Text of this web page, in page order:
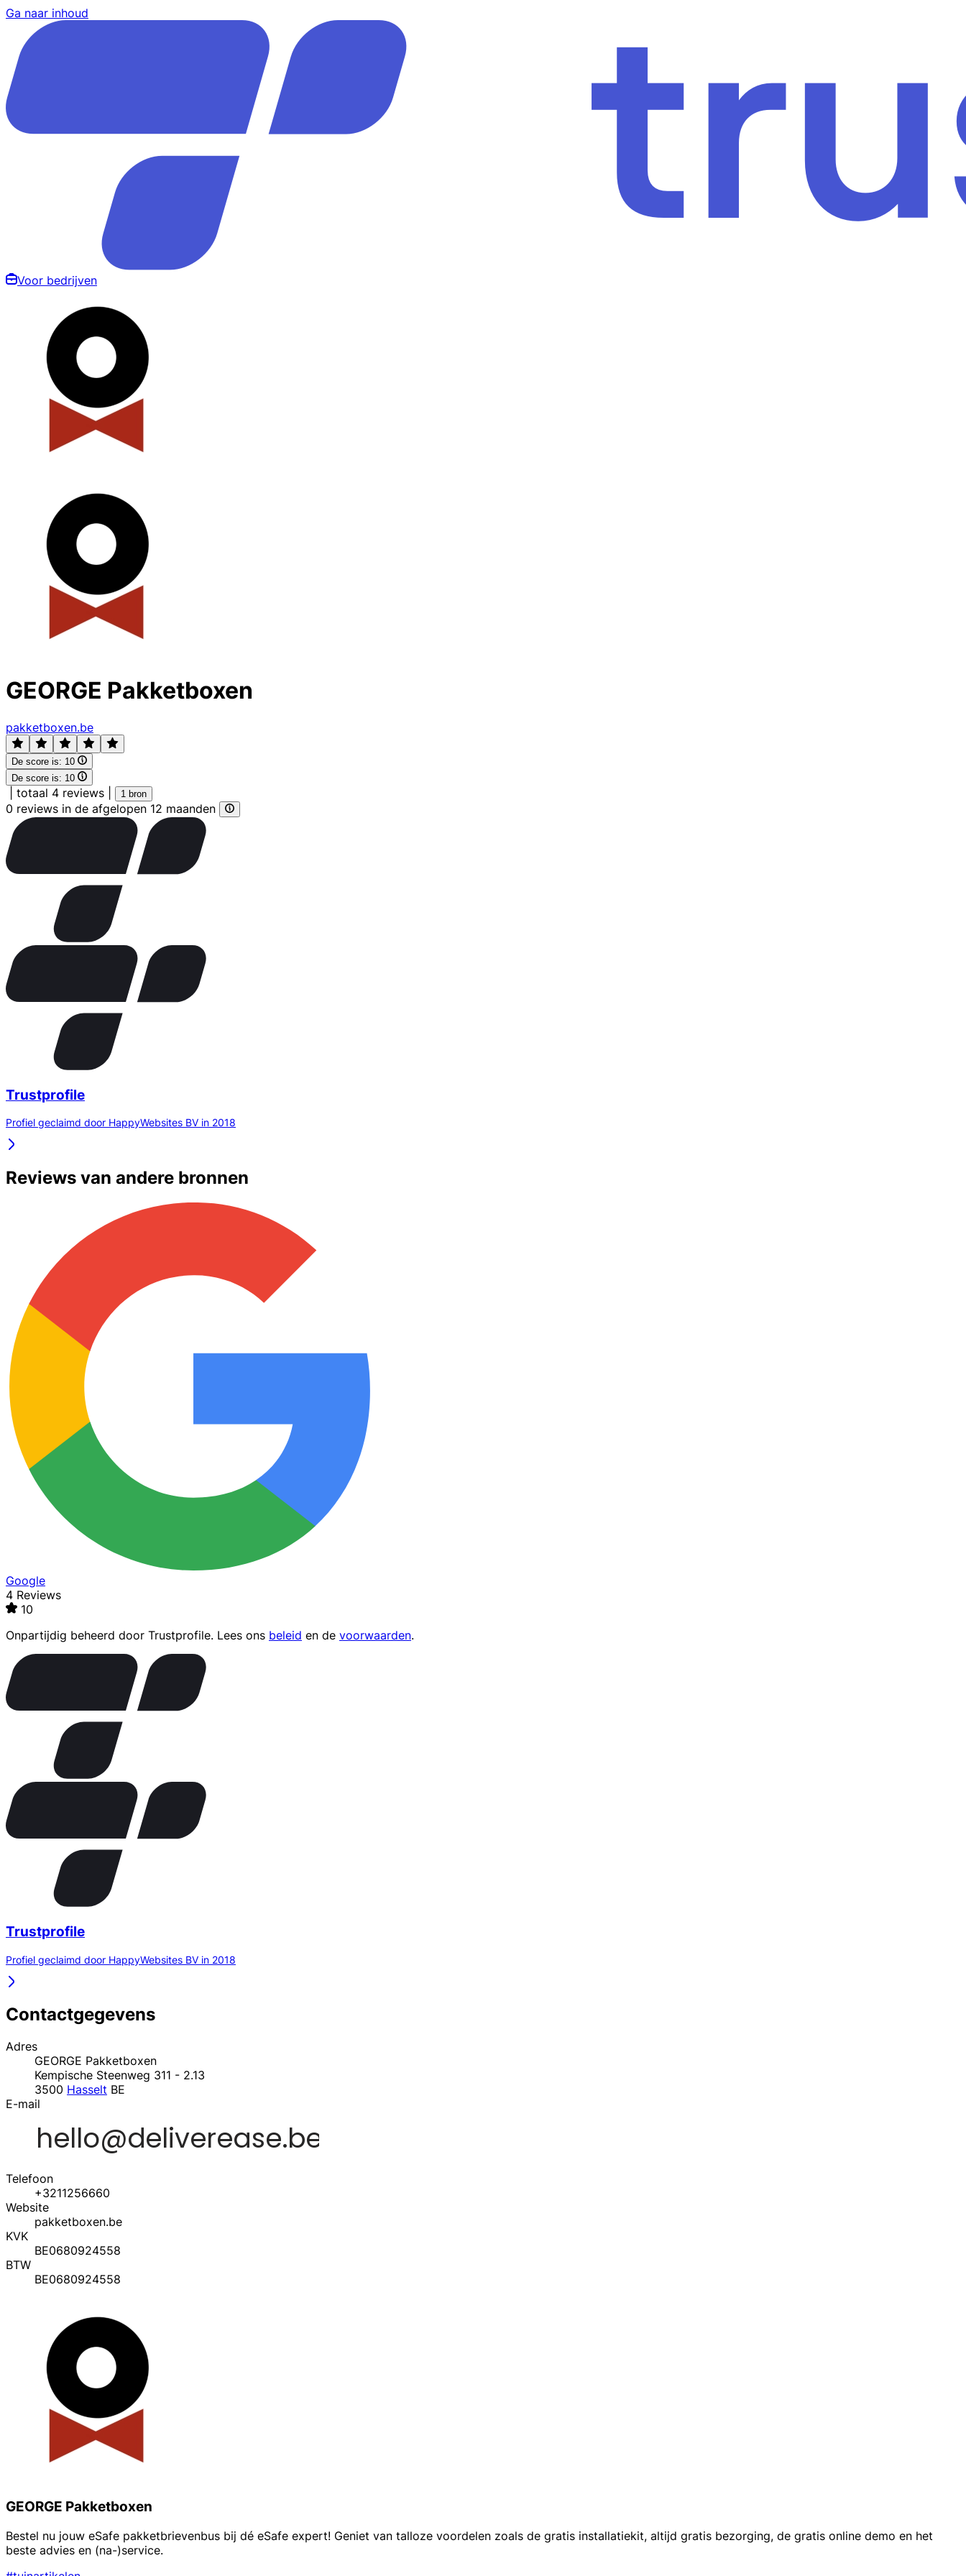
Ga naar inhoud
Voor bedrijven
GEORGE Pakketboxen
pakketboxen.be
De score is: 10
De score is: 10
totaal 4 reviews 1 bron
0 reviews in de afgelopen 12 maanden
Trustprofile
Profiel geclaimd door HappyWebsites BV in 2018
Reviews van andere bronnen
Google
4 Reviews
10
Onpartijdig beheerd door Trustprofile. Lees ons beleid en de voorwaarden.
Trustprofile
Profiel geclaimd door HappyWebsites BV in 2018
Contactgegevens
Adres
GEORGE Pakketboxen
Kempische Steenweg 311 - 2.13
3500 Hasselt BE
E-mail
Telefoon
+3211256660
Website
pakketboxen.be
KVK
BE0680924558
BTW
BE0680924558
GEORGE Pakketboxen
Bestel nu jouw eSafe pakketbrievenbus bij dé eSafe expert! Geniet van talloze voordelen zoals de gratis installatiekit, altijd gratis bezorging, de gratis online demo en het
beste advies en (na-)service.